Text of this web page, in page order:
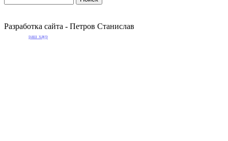
Разработка сайта - Петров Станислав
раш хаур